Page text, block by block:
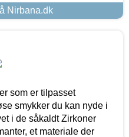
Nirbana.dk
som er tilpasset
smykker du kan nyde i
i de såkaldt Zirkoner
et materiale der